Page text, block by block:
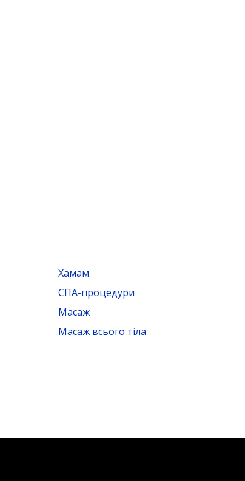
Хамам
СПА-процедури
Масаж
Масаж всього тіла